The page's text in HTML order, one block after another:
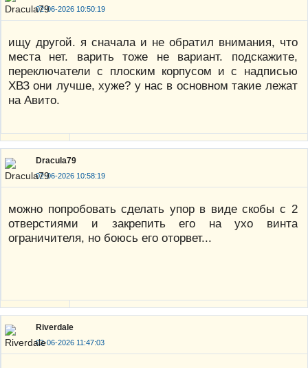
02-06-2026 10:50:19
ищу другой. я сначала и не обратил внимания, что
места нет. варить тоже не вариант. подскажите,
переключатели с плоским корпусом и с надписью
ХВЗ они лучше, хуже? у нас в основном такие лежат
на Авито.
Dracula79
02-06-2026 10:58:19
можно попробовать сделать упор в виде скобы с 2
отверстиями и закрепить его на ухо винта
ограничителя, но боюсь его оторвет...
Riverdale
02-06-2026 11:47:03